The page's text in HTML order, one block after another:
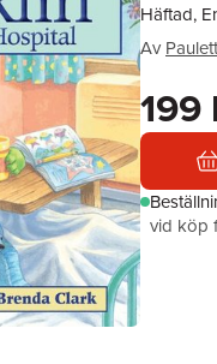
Häftad,
Av
199
vid köp